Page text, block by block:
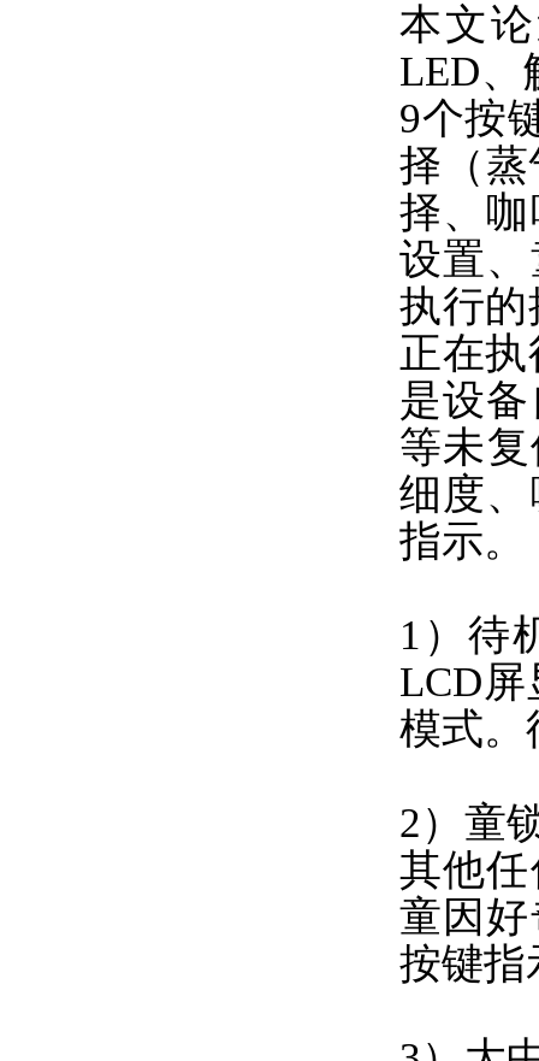
本文
LED、
9个按
择（
择、
设置
执行的
正在
是设
等未
细度
指示。
1）待
LCD
模式。
2）童
其他
童因
按键指